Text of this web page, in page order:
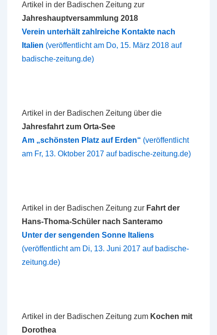
Artikel in der Badischen Zeitung zur
Jahreshauptversammlung 2018
Verein unterhält zahlreiche Kontakte nach
Italien (veröffentlicht am Do, 15. März 2018 auf
badische-zeitung.de)
Artikel in der Badischen Zeitung über die
Jahresfahrt zum Orta-See
Am „schönsten Platz auf Erden“ (veröffentlicht
am Fr, 13. Oktober 2017 auf badische-zeitung.de)
Artikel in der Badischen Zeitung zur Fahrt der
Hans-Thoma-Schüler nach Santeramo
Unter der sengenden Sonne Italiens
(veröffentlicht am Di, 13. Juni 2017 auf badische-
zeitung.de)
Artikel in der Badischen Zeitung zum Kochen mit
Dorothea